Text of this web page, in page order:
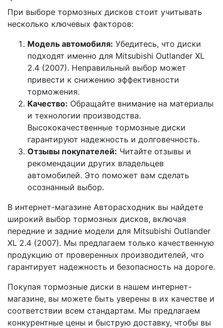
При выборе тормозных дисков стоит учитывать
несколько ключевых факторов:
Модель автомобиля: Убедитесь, что диски
подходят именно для Mitsubishi Outlander XL
2.4 (2007). Неправильный выбор может
привести к снижению эффективности
торможения.
Качество: Обращайте внимание на материалы
и технологии производства.
Высококачественные тормозные диски
гарантируют надежность и долговечность.
Отзывы покупателей: Читайте отзывы и
рекомендации других владельцев
автомобилей. Это поможет вам сделать
осознанный выбор.
В интернет-магазине Авторасходник вы найдете
широкий выбор тормозных дисков, включая
передние и задние модели для Mitsubishi Outlander
XL 2.4 (2007). Мы предлагаем только качественную
продукцию от проверенных производителей, что
гарантирует надежность и безопасность на дороге.
Покупая тормозные диски в нашем интернет-
магазине, вы можете быть уверены в их качестве и
соответствии всем стандартам. Мы предлагаем
конкурентные цены и быструю доставку, чтобы вы